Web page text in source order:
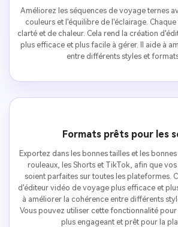
Améliorez les séquences de voyage ternes
couleurs et l'équilibre de l'éclairage.
clarté et de chaleur. Cela rend la création
plus efficace et plus facile à gérer. Il aide à
entre différents styles et
Formats prêts pour les
Exportez dans les bonnes tailles et les
rouleaux, les Shorts et TikTok, afin que
soient parfaites sur toutes les plateformes.
d'éditeur vidéo de voyage plus efficace et
à améliorer la cohérence entre différents
Vous pouvez utiliser cette fonctionnalité
plus engageant et prêt pour la